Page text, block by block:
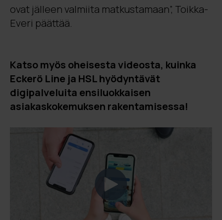
ovat jälleen valmiita matkustamaan”, Toikka-
Everi päättää.
Katso myös oheisesta videosta, kuinka
Eckerö Line ja HSL hyödyntävät
digipalveluita ensiluokkaisen
asiakaskokemuksen rakentamisessa!